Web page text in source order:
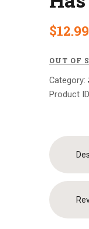
$12.99
OUT OF
Category:
Product